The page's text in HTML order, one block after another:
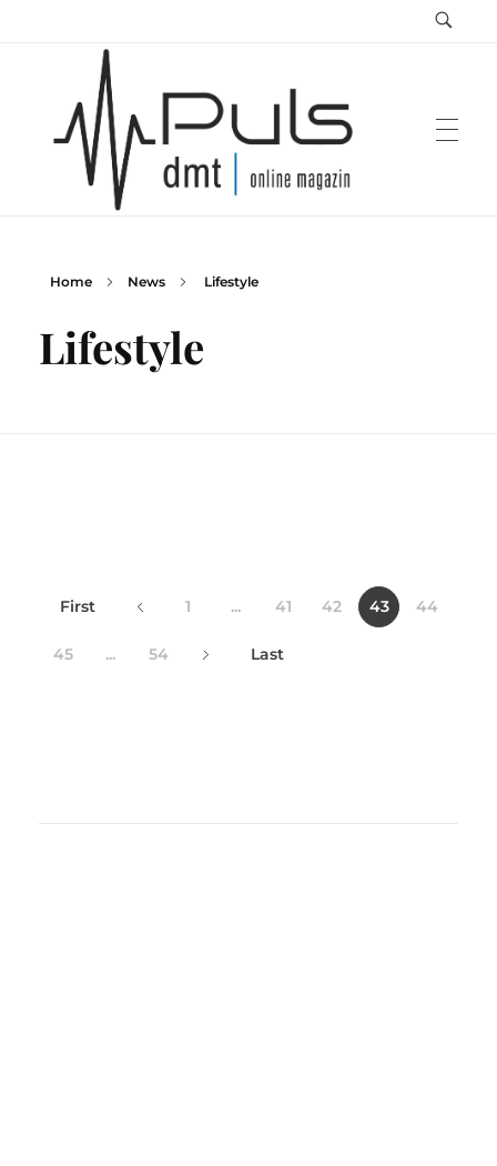
Home News Lifestyle
Lifestyle
First 1 ... 41 42 43 44
45 ... 54 Last